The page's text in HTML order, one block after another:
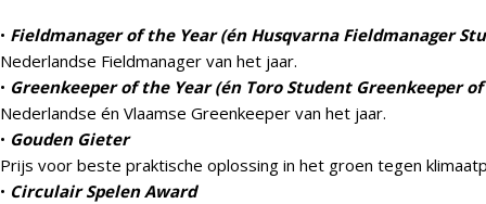
• Fieldmanager of the Year (én Husqvarna Fieldmanager
Nederlandse Fieldmanager van het jaar.
• Greenkeeper of the Year (én Toro Student Greenkeeper
Nederlandse én Vlaamse Greenkeeper van het jaar.
• Gouden Gieter
Prijs voor beste praktische oplossing in het groen tegen
• Circulair Spelen Award